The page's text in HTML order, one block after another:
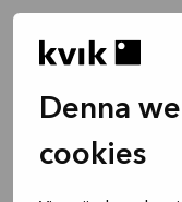
Denna
cookies